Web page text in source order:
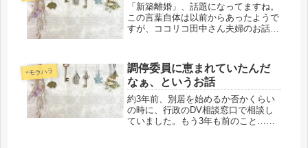
「新築離婚」、話題になってますね。
この言葉自体は以前からあったようで
すが、ココリコ田中さん夫婦のお話か
たんだけどなぁ。家庭のことはご本人
たちにしかわかりませんものね。 新
築離...
*モラハラ
調停委員に恵まれていたんだ
なぁ、というお話
約3年前、別居を始めるか否かくらい
の時に、行政のDV相談窓口で相談し
ていました。もう3年も前のこと…懐